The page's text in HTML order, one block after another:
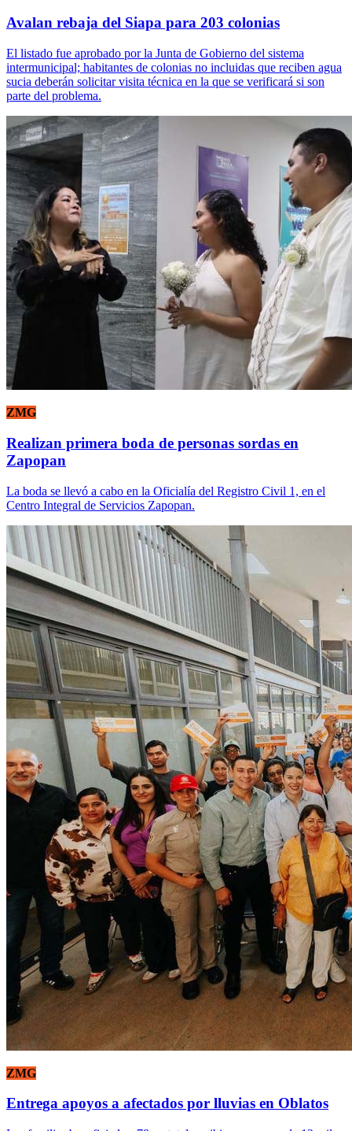
Avalan rebaja del Siapa para 203 colonias
El listado fue aprobado por la Junta de Gobierno del sistema
intermunicipal; habitantes de colonias no incluidas que reciben agua
sucia deberán solicitar visita técnica en la que se verificará si son
parte del problema.
ZMG
Realizan primera boda de personas sordas en
Zapopan
La boda se llevó a cabo en la Oficialía del Registro Civil 1, en el
Centro Integral de Servicios Zapopan.
ZMG
Entrega apoyos a afectados por lluvias en Oblatos